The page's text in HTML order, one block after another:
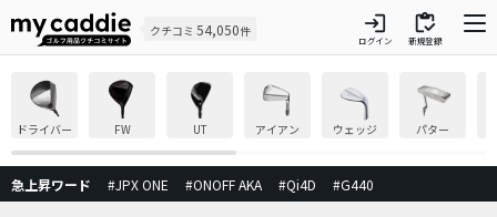
クチコミ 54,050件 login
ログイン
inventory
新規登録
ドライバー FW UT アイアン ウェッジ パター
急上昇ワード #JPX ONE #ONOFF AKA #Qi4D #G440